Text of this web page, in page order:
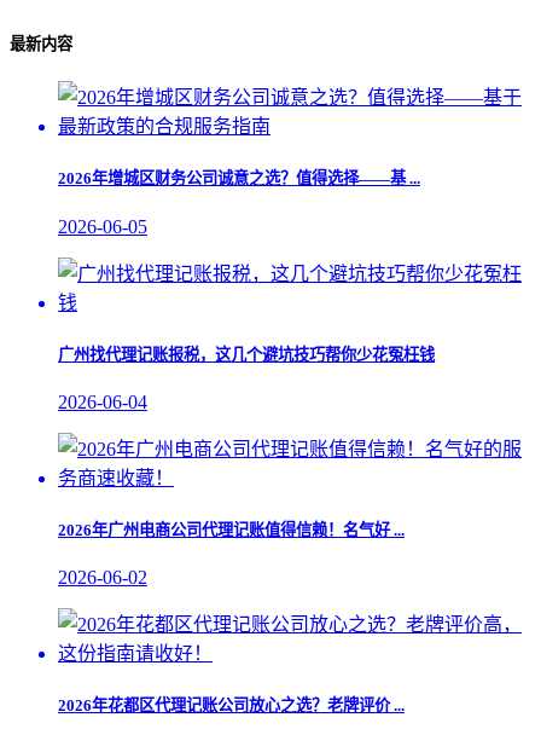
最新内容
2026年增城区财务公司诚意之选？值得选择——基 ...
2026-06-05
广州找代理记账报税，这几个避坑技巧帮你少花冤枉钱
2026-06-04
​2026年广州电商公司代理记账值得信赖！名气好 ...
2026-06-02
​2026年花都区代理记账公司放心之选？老牌评价 ...